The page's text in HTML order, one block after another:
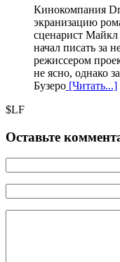
Кинокомпания
экранизацию
сценарист
начал писать за
режиссером
не ясно, однако
Бузеро [Читать...]
$LF
Оставьте